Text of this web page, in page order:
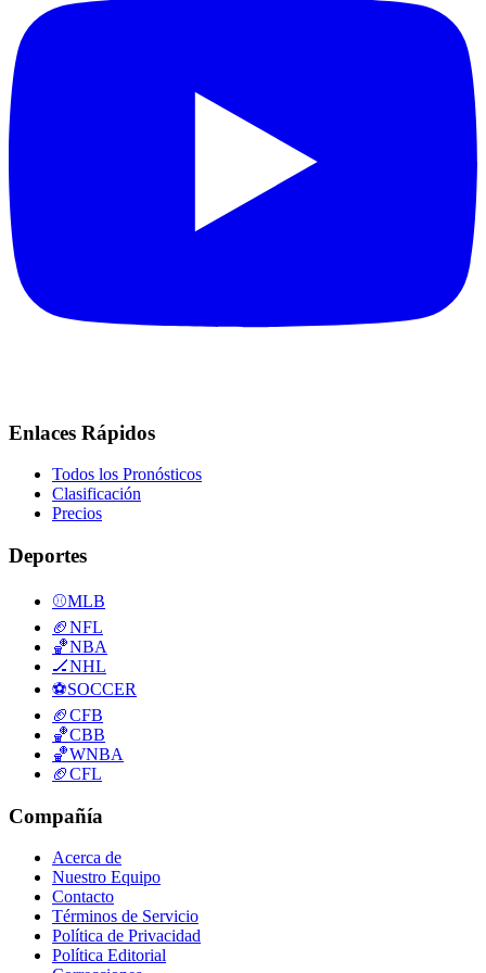
Enlaces Rápidos
Todos los Pronósticos
Clasificación
Precios
Deportes
⚾MLB
🏈NFL
🏀NBA
🏒NHL
⚽SOCCER
🏈CFB
🏀CBB
🏀WNBA
🏈CFL
Compañía
Acerca de
Nuestro Equipo
Contacto
Términos de Servicio
Política de Privacidad
Política Editorial